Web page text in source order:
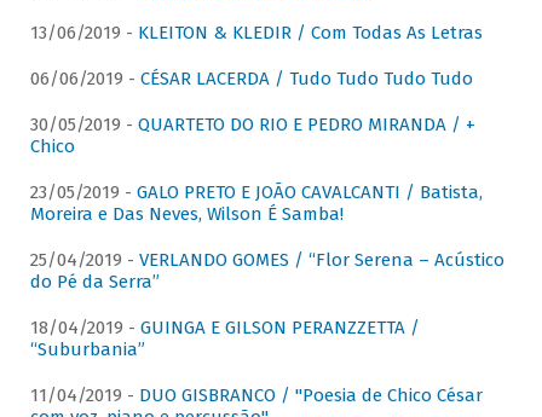
13/06/2019 - KLEITON & KLEDIR / Com Todas As Letras
06/06/2019 - CÉSAR LACERDA / Tudo Tudo Tudo Tudo
30/05/2019 - QUARTETO DO RIO E PEDRO MIRANDA / +
Chico
23/05/2019 - GALO PRETO E JOÃO CAVALCANTI / Batista,
Moreira e Das Neves, Wilson É Samba!
25/04/2019 - VERLANDO GOMES / “Flor Serena – Acústico
do Pé da Serra”
18/04/2019 - GUINGA E GILSON PERANZZETTA /
“Suburbania”
11/04/2019 - DUO GISBRANCO / "Poesia de Chico César